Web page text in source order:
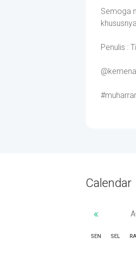
Semoga
Penulis :
Calendar
SEN SEL